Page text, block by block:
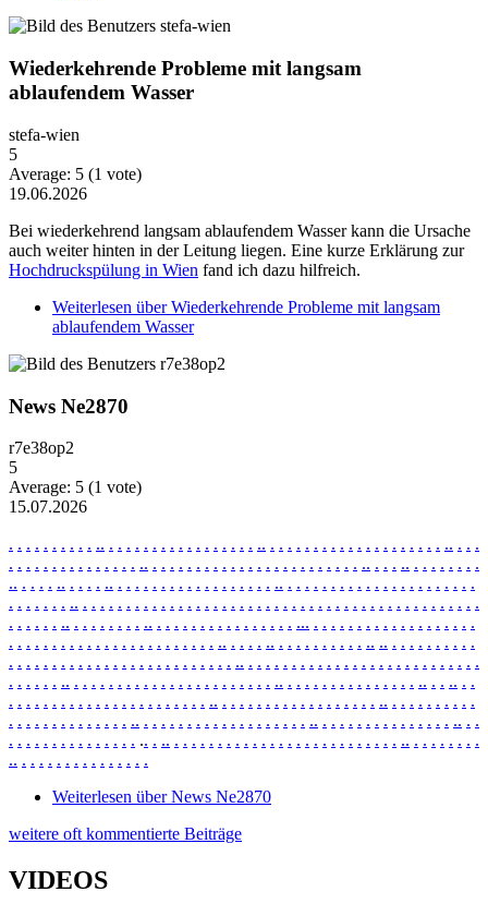
Wiederkehrende Probleme mit langsam
ablaufendem Wasser
stefa-wien
5
Average: 5 (1 vote)
19.06.2026
Bei wiederkehrend langsam ablaufendem Wasser kann die Ursache
auch weiter hinten in der Leitung liegen. Eine kurze Erklärung zur
Hochdruckspülung in Wien fand ich dazu hilfreich.
Weiterlesen über Wiederkehrende Probleme mit langsam
ablaufendem Wasser
News Ne2870
r7e38op2
5
Average: 5 (1 vote)
15.07.2026
. . . . . . . . . . .. . . . . . . . . . . . . . . . . . .. . . . . . . . . . . . . . . . . . . . . .. . . .
. . . . . . . . . . . . . . . .. . . . . . . . . . . . . . . . . . . . . . . . . .. . . . .. . . . . . . . .
.. . . . . .. . . . . .. . . . . . . . . . . . . . . . . . . .. . . . . . . . . . . . . . . . . . . . . . .
. . . . . . . .. . . . . . . . . . . . . . . . . . . . . . . . . . . . . . . . . . . . . . . . . . . . . . .
. . . . . . .. . . . . . . . . .. . . . . . . . . . . . . . . . . ... . . . . . . . . . . . . . . . . . . .
. . . . . . . . . . . . . . . . . . . . . . . . .. . . . . .. . . . . . . . . . . .. .. . . . . . . . . . .
. . . . . . . . . . . . . . . . . . . . . . . . . . .. . . . . . . . . . . . . . . . . . . . . . . . . . . .
. . . . . . .. . . . . . . . . . . . . . . . . . . . . . . . .. . . . . . . . . . . . . . . . .. . . .. . .
. . . . . . . . . . . . . . . . . . . . . . . .. . . . . . . . . . . . . . . . . . . .. . . . . . . . . . .
. . . . . . . . . . . . . . .. . . . . . . . . . . . . . . . . . . . .. . . . . . . . . . . . . . . . .. . .
. . . . . . . . . . . . . . . .. . .. . . . . . . . . . . . . . . . . . . . . . . . . . . .. . . . . . . . .
.. . . . . . . . . . . . . . . .
Weiterlesen über News Ne2870
weitere oft kommentierte Beiträge
VIDEOS